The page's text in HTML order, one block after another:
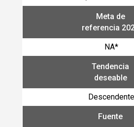
Meta de
referencia
NA*
Tendencia
deseable
Descendente
Fuente